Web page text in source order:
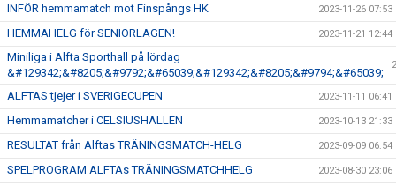
INFÖR hemmamatch mot Finspångs HK 2023-11-26 07:53
HEMMAHELG för SENIORLAGEN! 2023-11-21 12:44
Miniliga i Alfta Sporthall på lördag
&#129342;&#8205;&#9792;&#65039;&#129342;&#8205;&#9794;&#65039;
ALFTAS tjejer i SVERIGECUPEN 2023-11-11 06:41
Hemmamatcher i CELSIUSHALLEN 2023-10-13 21:33
RESULTAT från Alftas TRÄNINGSMATCH-HELG 2023-09-09 06:54
SPELPROGRAM ALFTAs TRÄNINGSMATCHHELG 2023-08-30 23:06